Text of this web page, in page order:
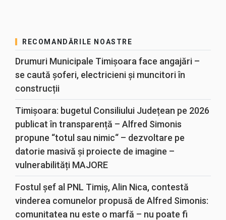
RECOMANDĂRILE NOASTRE
Drumuri Municipale Timișoara face angajări –
se caută șoferi, electricieni și muncitori în
construcții
Timișoara: bugetul Consiliului Județean pe 2026
publicat în transparență – Alfred Simonis
propune “totul sau nimic“ – dezvoltare pe
datorie masivă și proiecte de imagine –
vulnerabilități MAJORE
Fostul șef al PNL Timiș, Alin Nica, contestă
vinderea comunelor propusă de Alfred Simonis:
comunitatea nu este o marfă – nu poate fi